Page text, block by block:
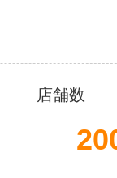
店舗数